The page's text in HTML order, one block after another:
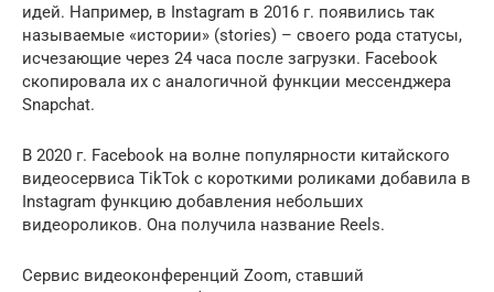
идей. Например, в Instagram в 2016 г. появились так
называемые «истории» (stories) – своего рода статусы,
исчезающие через 24 часа после загрузки. Facebook
скопировала их с аналогичной функции мессенджера
Snapchat.
В 2020 г. Facebook на волне популярности китайского
видеосервиса TikTok с короткими роликами добавила в
Instagram функцию добавления небольших
видеороликов. Она получила название Reels.
Сервис видеоконференций Zoom, ставший